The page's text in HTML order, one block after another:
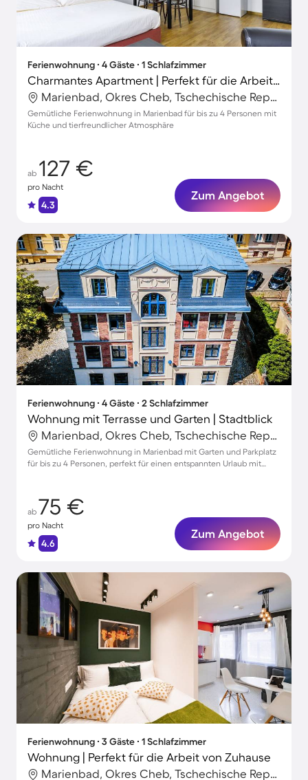
Ferienwohnung ∙ 4 Gäste ∙ 1 Schlafzimmer
Charmantes Apartment | Perfekt für die Arbeit von Zuhause | Haustiere erlaubt
Marienbad, Okres Cheb, Tschechische Republik
Gemütliche Ferienwohnung in Marienbad für bis zu 4 Personen mit
Küche und tierfreundlicher Atmosphäre
ab 127 €
pro Nacht
4.3
Zum Angebot
Ferienwohnung ∙ 4 Gäste ∙ 2 Schlafzimmer
Wohnung mit Terrasse und Garten | Stadtblick
Marienbad, Okres Cheb, Tschechische Republik
Gemütliche Ferienwohnung in Marienbad mit Garten und Parkplatz
für bis zu 4 Personen, perfekt für einen entspannten Urlaub mit
ab 75 €
pro Nacht
4.6
Zum Angebot
Ferienwohnung ∙ 3 Gäste ∙ 1 Schlafzimmer
Wohnung | Perfekt für die Arbeit von Zuhause
Marienbad, Okres Cheb, Tschechische Republik